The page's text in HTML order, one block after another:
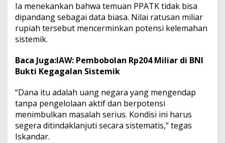
Ia menekankan bahwa temuan PPATK tidak bisa
dipandang sebagai data biasa. Nilai ratusan miliar
rupiah tersebut mencerminkan potensi kelemahan
sistemik.
Baca Juga:IAW: Pembobolan Rp204 Miliar di BNI
Bukti Kegagalan Sistemik
“Dana itu adalah uang negara yang mengendap
tanpa pengelolaan aktif dan berpotensi
menimbulkan masalah serius. Kondisi ini harus
segera ditindaklanjuti secara sistematis,” tegas
Iskandar.